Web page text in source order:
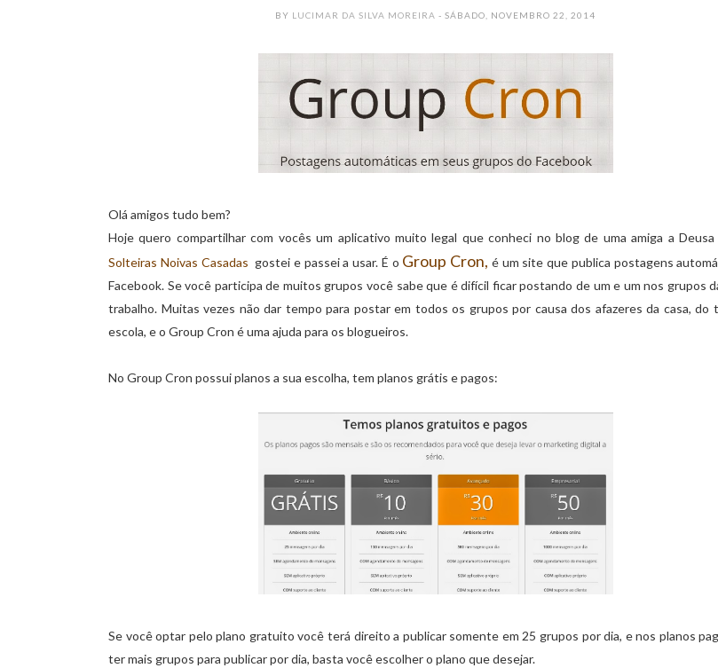
BY LUCIMAR DA SILVA MOREIRA - SÁBADO, NOVEMBRO 22, 2014
Olá amigos tudo bem?
Hoje quero compartilhar com vocês um aplicativo muito legal que conheci no blog de uma amiga a
Solteiras Noivas Casadas gostei e passei a usar. É o Group Cron, é um site que publica postagens
Facebook. Se você participa de muitos grupos você sabe que é difícil ficar postando de um e um nos grupos
trabalho. Muitas vezes não dar tempo para postar em todos os grupos por causa dos afazeres da casa, do
escola, e o Group Cron é uma ajuda para os blogueiros.
No Group Cron possui planos a sua escolha, tem planos grátis e pagos:
Se você optar pelo plano gratuito você terá direito a publicar somente em 25 grupos por dia, e nos planos
ter mais grupos para publicar por dia, basta você escolher o plano que desejar.